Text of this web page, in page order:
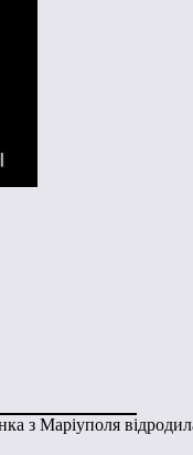
з Маріуполя